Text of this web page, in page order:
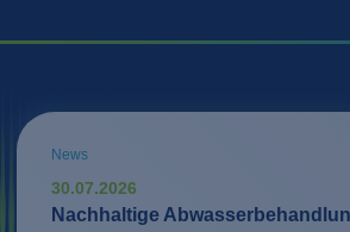
News
30.07.2026
Nachhaltige